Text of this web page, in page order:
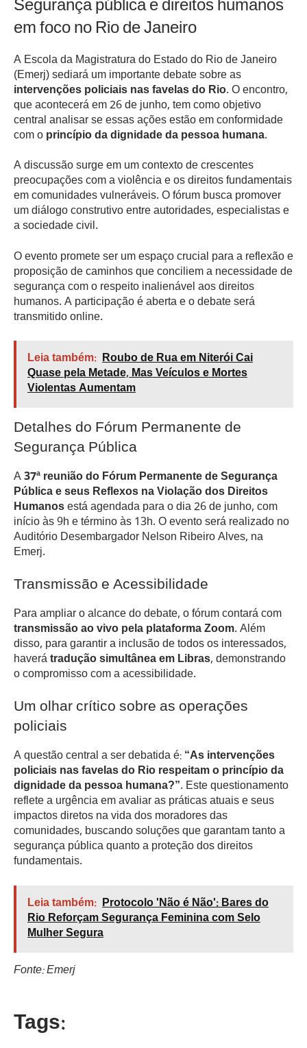
Segurança pública e direitos humanos
em foco no Rio de Janeiro
A Escola da Magistratura do Estado do Rio de Janeiro
(Emerj) sediará um importante debate sobre as
intervenções policiais nas favelas do Rio. O encontro,
que acontecerá em 26 de junho, tem como objetivo
central analisar se essas ações estão em conformidade
com oprincípio da dignidade da pessoa humana.
A discussão surge em um contexto de crescentes
preocupações com a violência e os direitos fundamentais
em comunidades vulneráveis. O fórum busca promover
um diálogo construtivo entre autoridades, especialistas e
a sociedade civil.
O evento promete ser um espaço crucial para a reflexão e
proposição de caminhos que conciliem a necessidade de
segurança com o respeito inalienável aos direitos
humanos. A participação é aberta e o debate será
transmitido online.
Leia também: Roubo de Rua em Niterói Cai
Quase pela Metade, Mas Veículos e Mortes
Violentas Aumentam
Detalhes do Fórum Permanente de
Segurança Pública
A37ª reunião do Fórum Permanente de Segurança
Pública e seus Reflexos na Violação dos Direitos
Humanosestá agendada para o dia 26 de junho, com
início às 9h e término às 13h. O evento será realizado no
Auditório Desembargador Nelson Ribeiro Alves, na
Emerj.
Transmissão e Acessibilidade
Para ampliar o alcance do debate, o fórum contará com
transmissão ao vivo pela plataforma Zoom. Além
disso, para garantir a inclusão de todos os interessados,
haverátradução simultânea em Libras, demonstrando
o compromisso com a acessibilidade.
Um olhar crítico sobre as operações
policiais
A questão central a ser debatida é:“As intervenções
policiais nas favelas do Rio respeitam o princípio da
dignidade da pessoa humana?”. Este questionamento
reflete a urgência em avaliar as práticas atuais e seus
impactos diretos na vida dos moradores das
comunidades, buscando soluções que garantam tanto a
segurança pública quanto a proteção dos direitos
fundamentais.
Leia também: Protocolo 'Não é Não': Bares do
Rio Reforçam Segurança Feminina com Selo
Mulher Segura
Fonte: Emerj
Tags: